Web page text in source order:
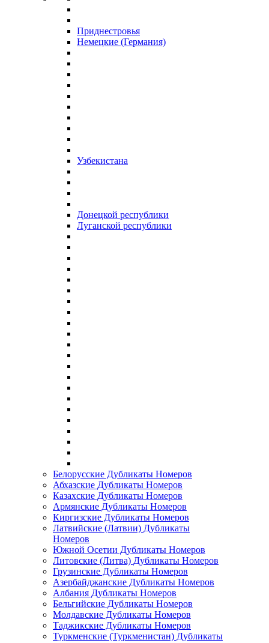
Приднестровья
Немецкие (Германия)
Узбекистана
Донецкой республики
Луганской республики
Белорусские Дубликаты Номеров
Абхазские Дубликаты Номеров
Казахские Дубликаты Номеров
Армянские Дубликаты Номеров
Киргизские Дубликаты Номеров
Латвийские (Латвии) Дубликаты
Номеров
Южной Осетии Дубликаты Номеров
Литовские (Литва) Дубликаты Номеров
Грузинские Дубликаты Номеров
Азербайджанские Дубликаты Номеров
Албания Дубликаты Номеров
Бельгийские Дубликаты Номеров
Молдавские Дубликаты Номеров
Таджикские Дубликаты Номеров
Туркменские (Туркменистан) Дубликаты